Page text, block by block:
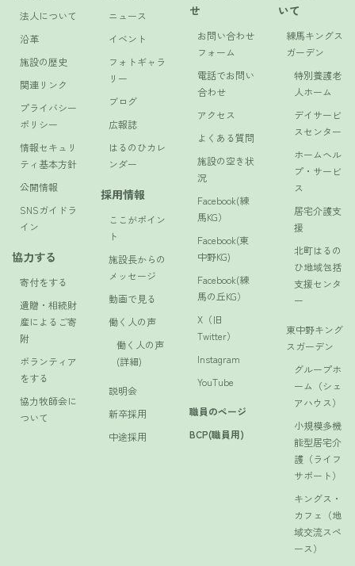
法人について
沿革
施設の歴史
関連リンク
プライバシー
ポリシー
情報セキュリ
ティ基本方針
公開情報
SNSガイドラ
イン
協力する
寄付をする
遺贈・相続財
産によるご寄
附
ボランティア
をする
協力牧師会に
ついて
ニュース
イベント
フォトギャラ
リー
ブログ
広報誌
はるのひカレ
ンダー
採用情報
ここがポイン
ト
施設長からの
メッセージ
動画で見る
働く人の声
働く人の声
(詳細)
説明会
新卒採用
中途採用
せ
お問い合わせ
フォーム
電話でお問い
合わせ
アクセス
よくある質問
施設の空き状
況
Facebook(練
馬KG）
Facebook(東
中野KG)
Facebook(練
馬の丘KG）
X（旧
Twitter）
Instagram
YouTube
職員のページ
BCP(職員用)
いて
練馬キングス
ガーデン
特別養護老
人ホーム
デイサービ
スセンター
ホームヘル
プ・サービ
ス
居宅介護支
援
北町はるの
ひ地域包括
支援センタ
ー
東中野キング
スガーデン
グループホ
ーム（シェ
アハウス）
小規模多機
能型居宅介
護（ライフ
サポート）
キングス・
カフェ（地
域交流スペ
ース）